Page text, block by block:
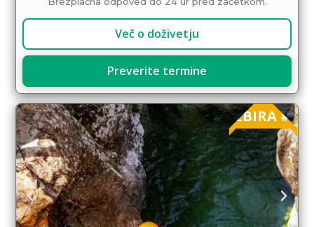
Več o doživetju
Preverite termine
IZBIRA #1